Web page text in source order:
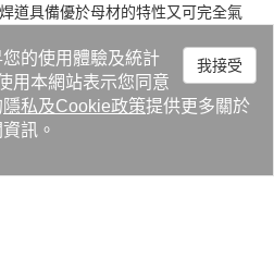
我接受
的使用體驗及統計
用本網站表示您同意
隱私及Cookie政策提供更多關於
訊。
道具備優於母材的特性又可完全氣
到量產，提供完整的產品開發方案。